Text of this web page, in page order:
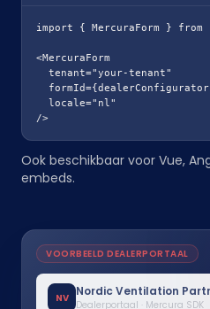
import { MercuraForm } from
<MercuraForm
  tenant="your-tenant"
  locale="nl"
/>
Ook beschikbaar voor Vue,
embeds.
VOORBEELD DEALERPORTAAL
NV Nordic Ventilation
Dealerportaal · Mercura SDK